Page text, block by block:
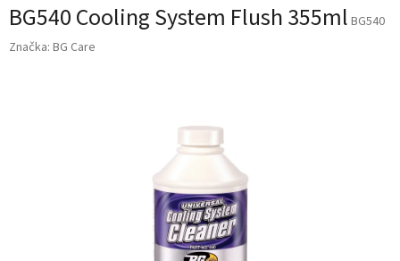
BG540 Cooling System Flush 355ml BG540
Značka: BG Care